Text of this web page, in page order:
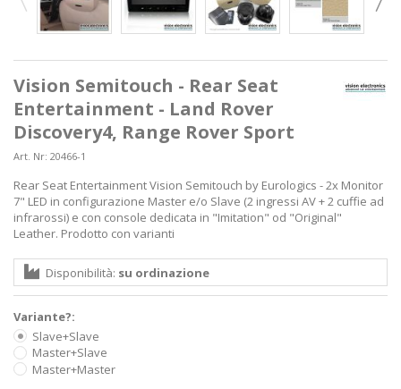
Vision Semitouch - Rear Seat
Entertainment - Land Rover
Discovery4, Range Rover Sport
Art. Nr: 20466-1
Rear Seat Entertainment Vision Semitouch by Eurologics - 2x Monitor
7" LED in configurazione Master e/o Slave (2 ingressi AV + 2 cuffie ad
infrarossi) e con console dedicata in "Imitation" od "Original"
Leather. Prodotto con varianti
Disponibilità: su ordinazione
Variante?:
Slave+Slave
Master+Slave
Master+Master